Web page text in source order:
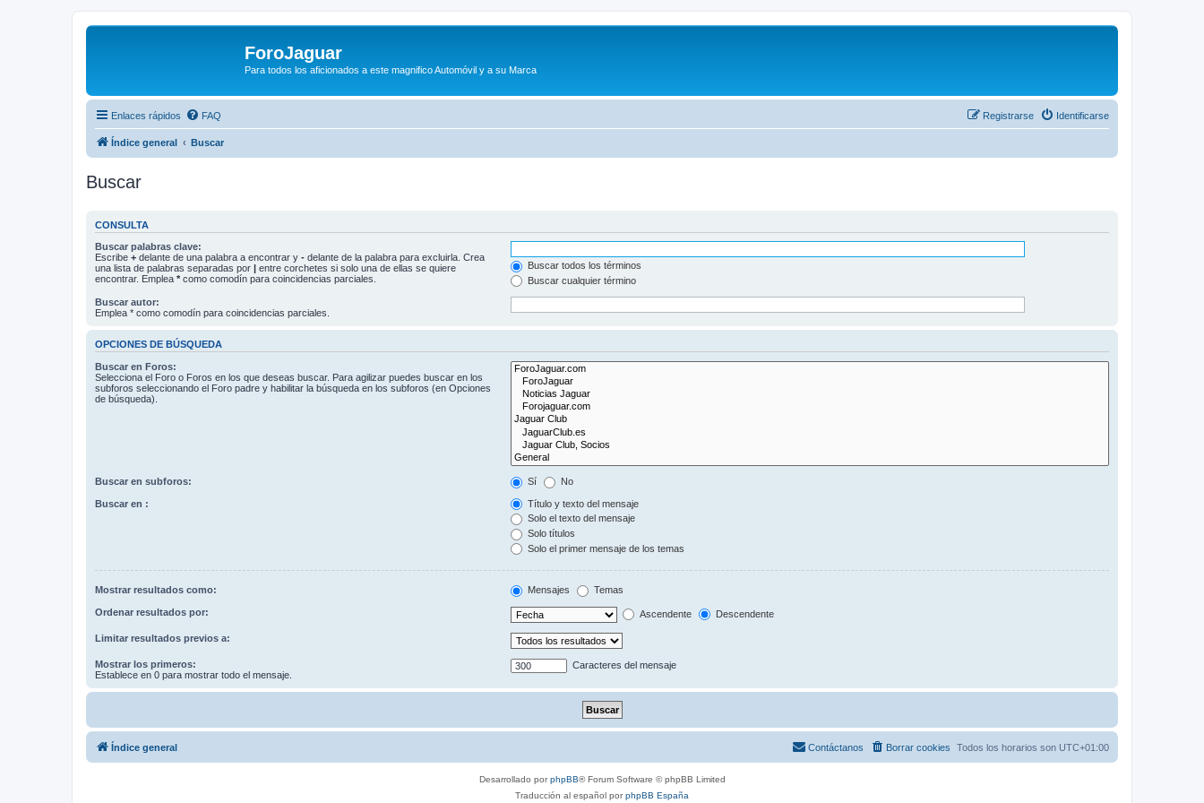
ForoJaguar
Para todos los aficionados a este magnifico Automóvil y a su Marca
Enlaces rápidos FAQ Identificarse
Registrarse
Índice general Buscar
Buscar
CONSULTA
Buscar palabras clave:
Escribe + delante de una palabra a encontrar y - delante de la palabra para excluirla. Crea
una lista de palabras separadas por | entre corchetes si solo una de ellas se quiere
encontrar. Emplea * como comodín para coincidencias parciales.
Buscar todos los términos
Buscar cualquier término
Buscar autor:
Emplea * como comodín para coincidencias parciales.
OPCIONES DE BÚSQUEDA
Buscar en Foros:
Selecciona el Foro o Foros en los que deseas buscar. Para agilizar puedes buscar en los
subforos seleccionando el Foro padre y habilitar la búsqueda en los subforos (en Opciones
de búsqueda).
Buscar en subforos: Sí No
Buscar en :
Título y texto del mensaje
Solo el texto del mensaje
Solo títulos
Solo el primer mensaje de los temas
Mostrar resultados como: Mensajes Temas
Ordenar resultados por: Ascendente Descendente
Limitar resultados previos a:
Mostrar los primeros:
Establece en 0 para mostrar todo el mensaje.
Caracteres del mensaje
Índice general Todos los horarios son UTC+01:00
Borrar cookies
Contáctanos
Desarrollado porphpBB® Forum Software © phpBB Limited
Traducción al español porphpBB España